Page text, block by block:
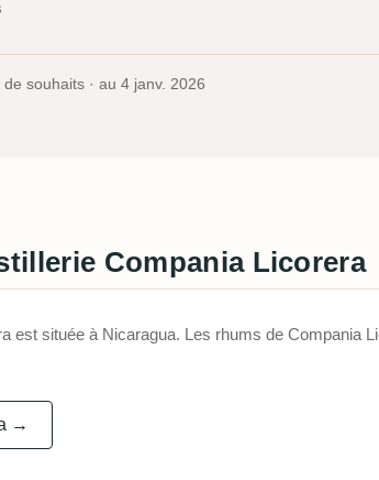
de souhaits · au 4 janv. 2026
Compania Licorera
est située à Nicaragua. Les rhums de Compania
→